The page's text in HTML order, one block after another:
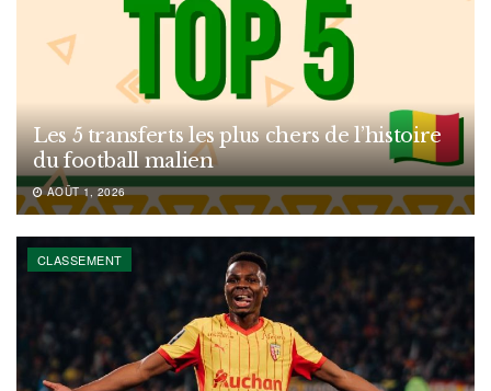
Les 5 transferts les plus chers de l’histoire
du football malien
AOÛT 1, 2026
CLASSEMENT